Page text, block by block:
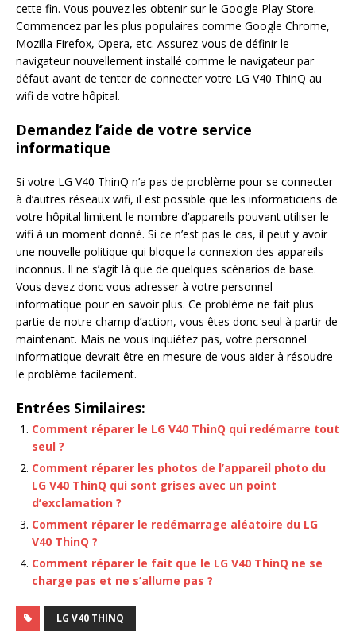
cette fin. Vous pouvez les obtenir sur le Google Play Store.
Commencez par les plus populaires comme Google Chrome,
Mozilla Firefox, Opera, etc. Assurez-vous de définir le
navigateur nouvellement installé comme le navigateur par
défaut avant de tenter de connecter votre LG V40 ThinQ au
wifi de votre hôpital.
Demandez l’aide de votre service
informatique
Si votre LG V40 ThinQ n’a pas de problème pour se connecter
à d’autres réseaux wifi, il est possible que les informaticiens de
votre hôpital limitent le nombre d’appareils pouvant utiliser le
wifi à un moment donné. Si ce n’est pas le cas, il peut y avoir
une nouvelle politique qui bloque la connexion des appareils
inconnus. Il ne s’agit là que de quelques scénarios de base.
Vous devez donc vous adresser à votre personnel
informatique pour en savoir plus. Ce problème ne fait plus
partie de notre champ d’action, vous êtes donc seul à partir de
maintenant. Mais ne vous inquiétez pas, votre personnel
informatique devrait être en mesure de vous aider à résoudre
le problème facilement.
Entrées Similaires:
Comment réparer le LG V40 ThinQ qui redémarre tout
seul ?
Comment réparer les photos de l’appareil photo du
LG V40 ThinQ qui sont grises avec un point
d’exclamation ?
Comment réparer le redémarrage aléatoire du LG
V40 ThinQ ?
Comment réparer le fait que le LG V40 ThinQ ne se
charge pas et ne s’allume pas ?
LG V40 THINQ